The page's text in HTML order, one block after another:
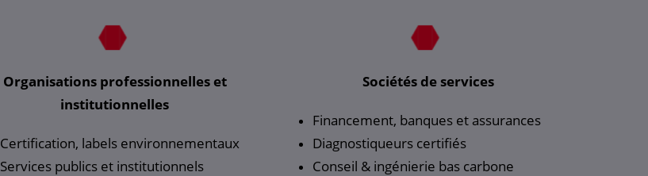
Organisations professionnelles et
institutionnelles
Certification, labels environnementaux
Services publics et institutionnels
Sociétés de services
Financement, banques et assurances
Diagnostiqueurs certifiés
Conseil & ingénierie bas carbone